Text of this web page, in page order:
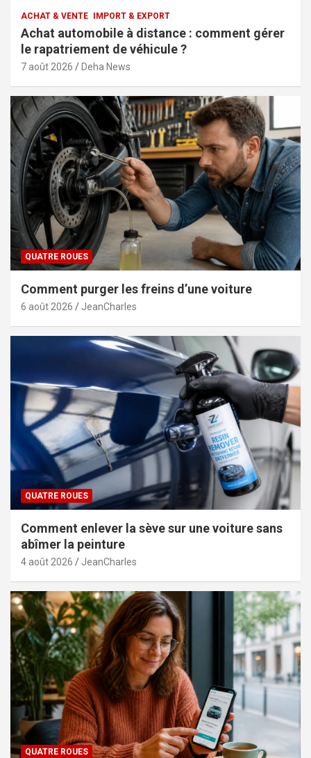
ACHAT & VENTE IMPORT & EXPORT
Achat automobile à distance : comment gérer
le rapatriement de véhicule ?
7 août 2026 Deha News
QUATRE ROUES
Comment purger les freins d’une voiture
6 août 2026 JeanCharles
QUATRE ROUES
Comment enlever la sève sur une voiture sans
abîmer la peinture
4 août 2026 JeanCharles
QUATRE ROUES